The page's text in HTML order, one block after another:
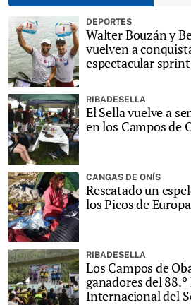
DEPORTES
Walter Bouzán y
vuelven a
espectacular
RIBADESELLA
El Sella vuelve a
en los Campos de
CANGAS DE ONÍS
Rescatado un
los Picos de Europa
RIBADESELLA
Los Campos de
ganadores del
Internacional del